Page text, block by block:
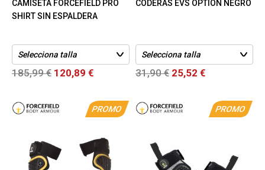
CAMISETA FORCEFIELD PRO
SHIRT SIN ESPALDERA
185,99 € 120,89 €
CODERAS EVS OPTION NEGRO
31,90 € 25,52 €
PROMO PROMO